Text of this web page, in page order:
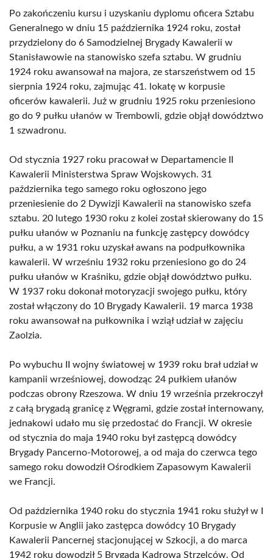
Po zakończeniu kursu i uzyskaniu dyplomu oficera Sztabu
Generalnego w dniu 15 października 1924 roku, został
przydzielony do 6 Samodzielnej Brygady Kawalerii w
Stanisławowie na stanowisko szefa sztabu. W grudniu
1924 roku awansował na majora, ze starszeństwem od 15
sierpnia 1924 roku, zajmując 41. lokatę w korpusie
oficerów kawalerii. Już w grudniu 1925 roku przeniesiono
go do 9 pułku ułanów w Trembowli, gdzie objął dowództwo
1 szwadronu.
Od stycznia 1927 roku pracował w Departamencie II
Kawalerii Ministerstwa Spraw Wojskowych. 31
października tego samego roku ogłoszono jego
przeniesienie do 2 Dywizji Kawalerii na stanowisko szefa
sztabu. 20 lutego 1930 roku z kolei został skierowany do 15
pułku ułanów w Poznaniu na funkcję zastępcy dowódcy
pułku, a w 1931 roku uzyskał awans na podpułkownika
kawalerii. W wrześniu 1932 roku przeniesiono go do 24
pułku ułanów w Kraśniku, gdzie objął dowództwo pułku.
W 1937 roku dokonał motoryzacji swojego pułku, który
został włączony do 10 Brygady Kawalerii. 19 marca 1938
roku awansował na pułkownika i wziął udział w zajęciu
Zaolzia.
Po wybuchu II wojny światowej w 1939 roku brał udział w
kampanii wrześniowej, dowodząc 24 pułkiem ułanów
podczas obrony Rzeszowa. W dniu 19 września przekroczył
z całą brygadą granicę z Węgrami, gdzie został internowany,
jednakowi udało mu się przedostać do Francji. W okresie
od stycznia do maja 1940 roku był zastępcą dowódcy
Brygady Pancerno-Motorowej, a od maja do czerwca tego
samego roku dowodził Ośrodkiem Zapasowym Kawalerii
we Francji.
Od października 1940 roku do stycznia 1941 roku służył w I
Korpusie w Anglii jako zastępca dowódcy 10 Brygady
Kawalerii Pancernej stacjonującej w Szkocji, a do marca
1942 roku dowodził 5 Brygadą Kadrową Strzelców. Od